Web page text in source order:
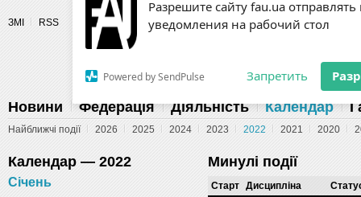
Разрешите сайту fau.ua отправлять
ЗМІ RSS
Fédération
Новини Федерація Діяльність Календар
Найближчі події 2026 2025 2024 2023 2022 2021 2020
Календар — 2022
Січень
Минулі події
Cтарт Дисципліна